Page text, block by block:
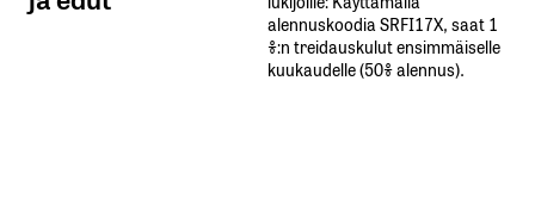
alennuskoodia​ ​SRFI17X,​ ​saat​ ​1
%:n treidauskulut​ ​ensimmäiselle​ ​
kuukaudelle​ ​(50%​ ​alennus).